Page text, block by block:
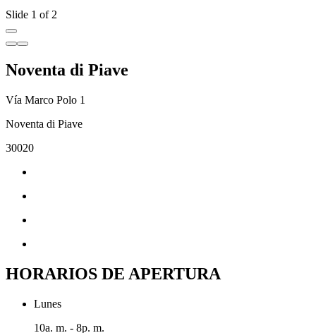
Slide 1 of 2
Noventa di Piave
Vía Marco Polo 1
Noventa di Piave
30020
HORARIOS DE APERTURA
Lunes
10a. m. - 8p. m.